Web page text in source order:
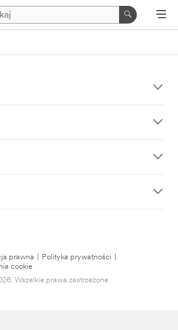
prawna Polityka prywatności
cookie
Wszelkie prawa zastrzeżone.